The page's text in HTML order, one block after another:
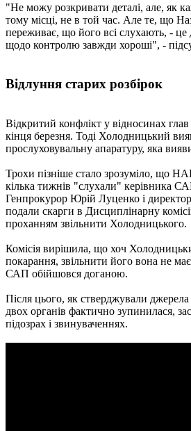
"Не можу розкривати деталі, але, як
тому місці, не в той час. Але те, що
переживає, що його всі слухають, -
щодо контролю завжди хороші", -
Відлуння старих розбірок
Відкритий конфлікт у відносинах
кінця березня. Тоді Холодницький
прослуховувальну апаратуру, яка
Трохи пізніше стало зрозуміло, що
кілька тижнів "слухали" керівника
Генпрокурор Юрій Луценко і
подали скарги в Дисциплінарну
проханням звільнити Холодницького.
Комісія вирішила, що хоч
покарання, звільнити його вона не
САП обійшовся доганою.
Після цього, як стверджували
двох органів фактично зупинилася,
підозрах і звинуваченнях.